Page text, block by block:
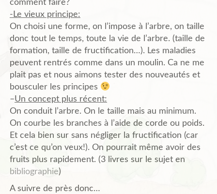
comment faire?
-Le vieux principe:
On choisi une forme, on l’impose à l’arbre, on taille
donc tout le temps, toute la vie de l’arbre. (taille de
formation, taille de fructification…). Les maladies
peuvent rentrés comme dans un moulin. Ca ne me
plait pas et nous aimons tester des nouveautés et
bousculer les principes
–Un concept plus récent:
On conduit l’arbre. On le taille mais au minimum.
On courbe les branches à l’aide de corde ou poids.
Et cela bien sur sans négliger la fructification (car
c’est ce qu’on veux!). On pourrait même avoir des
fruits plus rapidement. (3 livres sur le sujet en
bibliographie)
A suivre de près donc…